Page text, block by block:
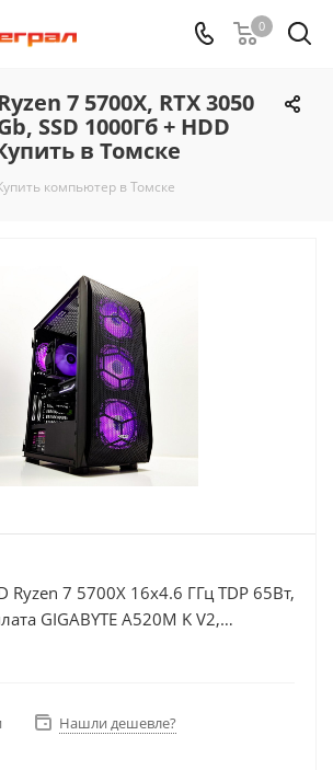
0
7 5700X, RTX 3050
SSD 1000Гб + HDD
в Томске
компьютер в Томске
Ryzen 7 5700X 16x4.6 ГГц TDP 65Вт,
GIGABYTE A520M K V2,
3050 8Гб, Память DDR4 32Gb,
Нашли дешевле?